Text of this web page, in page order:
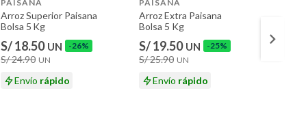
PAISANA
Arroz Superior Paisana
Bolsa 5 Kg
S/ 18.50 UN -26%
S/ 24.90 UN
Envío rápido
PAISANA
Arroz Extra Paisana
Bolsa 5 Kg
S/ 19.50 UN -25%
S/ 25.90 UN
Envío rápido